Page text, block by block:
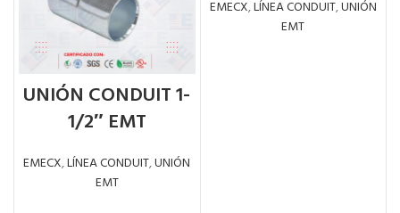
UNIÓN CONDUIT 1-
1/2″ EMT
EMECX,LÍNEA CONDUIT,UNIÓN
EMT
EMECX,LÍNEA CONDUIT,UNIÓN
EMT